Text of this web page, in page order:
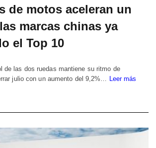
de motos aceleran un
marcas chinas ya
el Top 10
de las dos ruedas mantiene su ritmo de
julio con un aumento del 9,2%…
Leer más